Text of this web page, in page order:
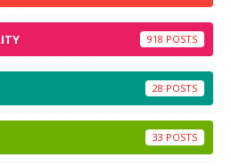
918
28
33